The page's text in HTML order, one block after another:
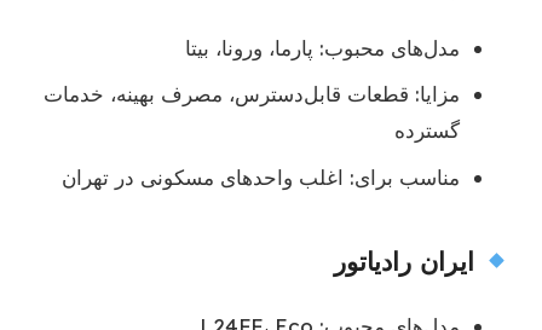
مدل‌های محبوب: پارما، ورونا، بیتا
مزایا: قطعات قابل‌دسترس، مصرف بهینه، خدمات
گسترده
مناسب برای: اغلب واحدهای مسکونی در تهران
ایران رادیاتور